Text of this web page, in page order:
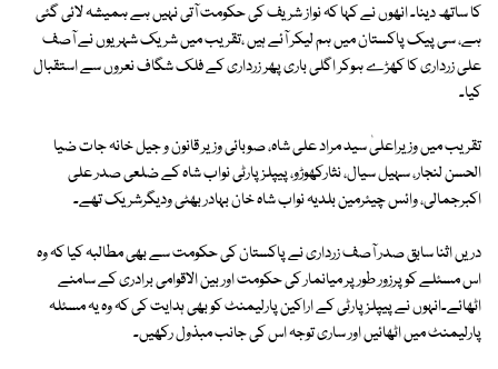
کا ساتھ دینا۔ انھوں نے کہا کہ نواز شریف کی حکومت آتی نہیں ہے ہمیشہ لائی گئی
ہے، سی پیک پاکستان میں ہم لیکر آئے ہیں ،تقریب میں شریک شہریوں نے آصف
علی زرداری کا کھڑے ہوکر اگلی باری پھر زرداری کے فلک شگاف نعروں سے استقبال
کیا۔
تقریب میں وزیراعلیٰ سید مراد علی شاہ، صوبائی وزیر قانون و جیل خانہ جات ضیا
الحسن لنجار، سہیل سیال، نثارکھوڑو، پیپلز پارٹی نواب شاہ کے ضلعی صدر علی
اکبرجمالی، وائس چیئرمین بلدیہ نواب شاہ خان بہادر بھٹی ودیگرشریک تھے۔
دریں اثنا سابق صدر آصف زرداری نے پاکستان کی حکومت سے بھی مطالبہ کیا کہ وہ
اس مسئلے کو پرزور طور پر میانمار کی حکومت اور بین الاقوامی برادری کے سامنے
اٹھائے۔انہوں نے پیپلزپارٹی کے اراکین پارلیمنٹ کو بھی ہدایت کی کہ وہ یہ مسئلہ
پارلیمنٹ میں اٹھائیں اور ساری توجہ اس کی جانب مبذول رکھیں۔